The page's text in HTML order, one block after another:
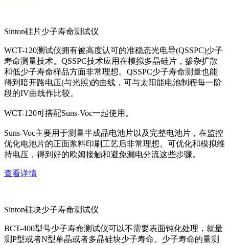
Sinton硅片少子寿命测试仪
WCT-120测试仪拥有被高度认可的准稳态光电导(QSSPC)少子
寿命测量技术。QSSPC技术应用在模拟多晶硅片，掺杂扩散
和低少子寿命样品方面非常理想。QSSPC少子寿命测量也能
得到暗开路电压(与光照)的曲线，可与太阳能电池制程每一阶
段的IV曲线作比较。
WCT-120可搭配Suns-Voc一起使用。
Suns-Voc主要用于测量半成品电池片以及完整电池片，在监控
优化电池片的正面浆料印刷工艺后非常理想。可优化和模拟维
持电压，得到好的欧姆接触和避免漏电分流这些步骤。
查看详情
Sinton硅块少子寿命测试仪
BCT-400型号少子寿命测试仪可以不需要表面钝化处理，就量
测P型或者N型单晶或者多晶硅块少子寿命。少子寿命的量测